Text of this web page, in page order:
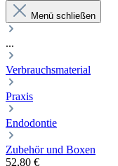
Menü schließen
...
Verbrauchsmaterial
Praxis
Endodontie
Zubehör und Boxen
52,80 €